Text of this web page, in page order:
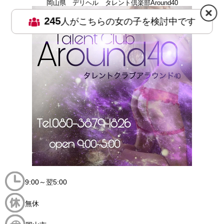
岡山県 デリヘル タレント倶楽部Around40
9:00～翌5:00
無休
245人がこちらの女の子を検討中です